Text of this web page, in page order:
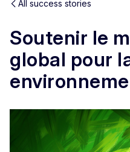
All success stories
Soutenir le
global pour